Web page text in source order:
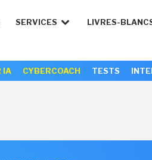
SERVICES LIVRES-
IA CYBERCOACH TESTS